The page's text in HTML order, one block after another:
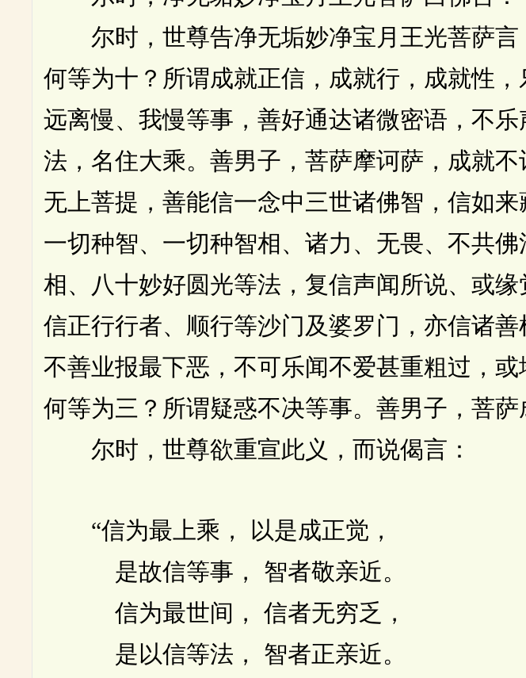
尔时，世尊告净无垢妙净宝月王光菩萨言
何等为十？所谓成就正信，成就行，成就性
远离慢、我慢等事，善好通达诸微密语，不
法，名住大乘。善男子，菩萨摩诃萨，成就
无上菩提，善能信一念中三世诸佛智，信如
一切种智、一切种智相、诸力、无畏、不共
相、八十妙好圆光等法，复信声闻所说、或
信正行行者、顺行等沙门及婆罗门，亦信诸
不善业报最下恶，不可乐闻不爱甚重粗过，
何等为三？所谓疑惑不决等事。善男子，菩
尔时，世尊欲重宣此义，而说偈言：
“信为最上乘， 以是成正觉，
是故信等事， 智者敬亲近。
信为最世间， 信者无穷乏，
是以信等法， 智者正亲近。